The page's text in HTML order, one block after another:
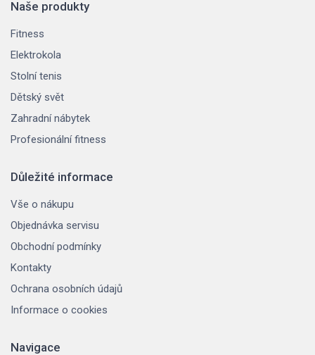
Naše produkty
Fitness
Elektrokola
Stolní tenis
Dětský svět
Zahradní nábytek
Profesionální fitness
Důležité informace
Vše o nákupu
Objednávka servisu
Obchodní podmínky
Kontakty
Ochrana osobních údajů
Informace o cookies
Navigace